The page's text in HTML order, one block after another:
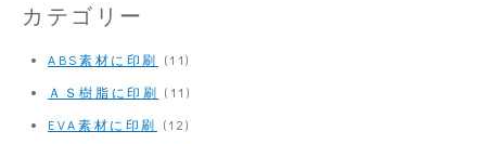
カテゴリー
ABS素材に印刷 (11)
ＡＳ樹脂に印刷 (11)
EVA素材に印刷 (12)